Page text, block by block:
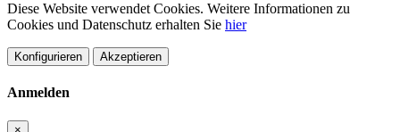
Diese Website verwendet Cookies. Weitere Informationen zu
Cookies und Datenschutz erhalten Sie hier
Konfigurieren Akzeptieren
Anmelden